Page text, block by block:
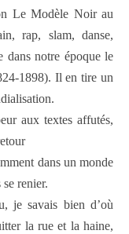
Le Modèle Noir au
rap, slam, danse,
notre époque le
1898). Il en tire un
aux textes affutés,
dans un monde
renier.
je savais bien d’où
la rue et la haine,